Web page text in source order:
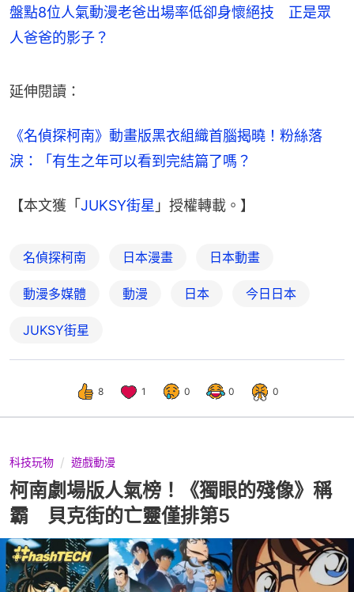
盤點8位人氣動漫老爸出場率低卻身懷絕技 正是眾
人爸爸的影子？
延伸閱讀：
《名偵探柯南》動畫版黑衣組織首腦揭曉！粉絲落
淚：「有生之年可以看到完結篇了嗎？
【本文獲「 JUKSY街星 」授權轉載。】
名偵探柯南 日本漫畫 日本動畫
動漫多媒體 動漫 日本 今日日本
JUKSY街星
8 1 0 0 0
科技玩物 遊戲動漫
柯南劇場版人氣榜！《獨眼的殘像》稱
霸 貝克街的亡靈僅排第5